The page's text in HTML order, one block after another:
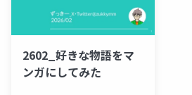
2602_好きな物語をマ
ンガにしてみた